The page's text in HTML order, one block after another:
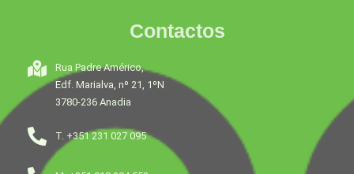
Contactos
Rua Padre Américo,
Edf. Marialva, nº 21, 1ºN
3780-236 Anadia
T. +351 231 027 095